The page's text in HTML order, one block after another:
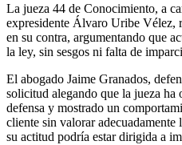
La jueza 44 de Conocimiento, a
expresidente Álvaro Uribe Vélez,
en su contra, argumentando que
la ley, sin sesgos ni falta de
El abogado Jaime Granados,
solicitud alegando que la jueza ha
defensa y mostrado un
cliente sin valorar adecuadamente
su actitud podría estar dirigida a